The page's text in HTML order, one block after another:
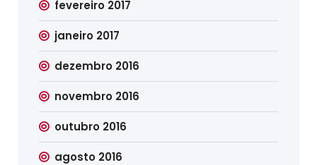
fevereiro 2017
janeiro 2017
dezembro 2016
novembro 2016
outubro 2016
agosto 2016